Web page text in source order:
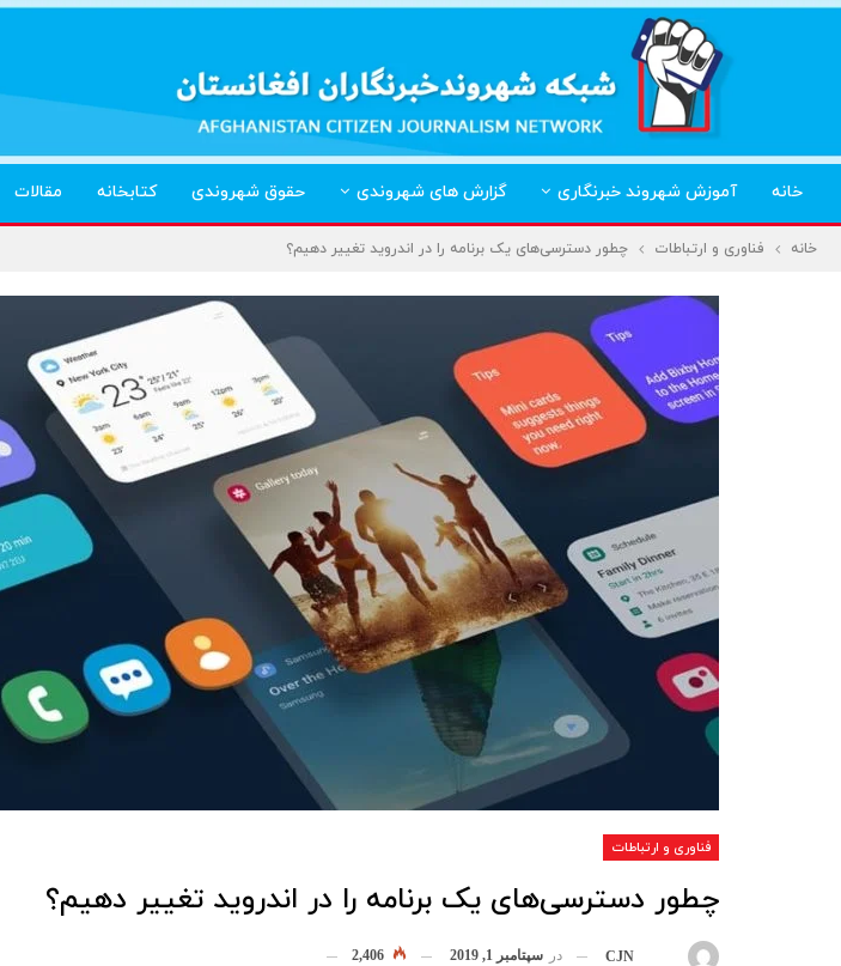
خانه آموزش شهروند خبرنگاری گزارش های شهروندی حقوق شهروندی کتابخانه مقالات
خانه فناوری و ارتباطات چطور دسترسی‌های یک برنامه‌ را در اندروید تغییر دهیم؟
فناوری و ارتباطات
چطور دسترسی‌های یک برنامه‌ را در اندروید تغییر دهیم؟
CJN در سپتامبر 1, 2019 2,406